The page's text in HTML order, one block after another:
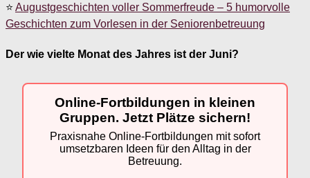
⭐ Augustgeschichten voller Sommerfreude – 5 humorvolle
Geschichten zum Vorlesen in der Seniorenbetreuung
Der wie vielte Monat des Jahres ist der Juni?
Online-Fortbildungen in kleinen
Gruppen. Jetzt Plätze sichern!
Praxisnahe Online-Fortbildungen mit sofort
umsetzbaren Ideen für den Alltag in der
Betreuung.